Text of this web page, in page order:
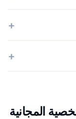
المجانية